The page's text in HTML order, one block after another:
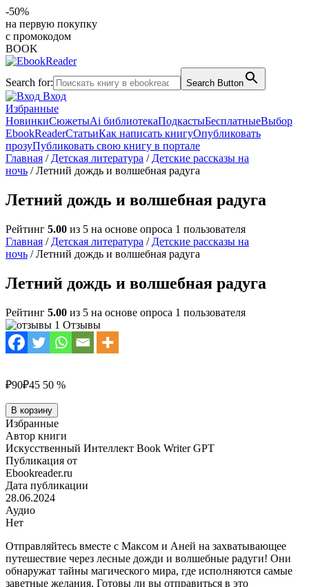
-50%
на первую покупку
с промокодом
BOOK
Search for: Search Button
Вход
Избранные
НовинкиСюжетыAi библиотекаПодкастыБесплатныеВыбор
EbookReaderСтатьиКак написать книгуОпубликовать
прозуПубликовать свою книгу в портале
Главная / Детская литература / Детские рассказы на
ночь / Летний дождь и волшебная радуга
Летний дождь и волшебная радуга
Рейтинг 5.00 из 5 на основе опроса 1 пользователя
Главная / Детская литература / Детские рассказы на
ночь / Летний дождь и волшебная радуга
Летний дождь и волшебная радуга
Рейтинг 5.00 из 5 на основе опроса 1 пользователя
1 Отзывы
₽90₽45 50 %
Количество
товара
Летний
дождь
и
волшебная
радуга
В корзину
Избранные
Автор книги
Искусственный Интеллект Book Writer GPT
Публикация от
Ebookreader.ru
Дата публикации
28.06.2024
Аудио
Нет
Отправляйтесь вместе с Максом и Аней на захватывающее
путешествие через лесные дожди и волшебные радуги! Они
обнаружат тайны магического мира, где исполняются самые
заветные желания. Готовы ли вы отправиться в это